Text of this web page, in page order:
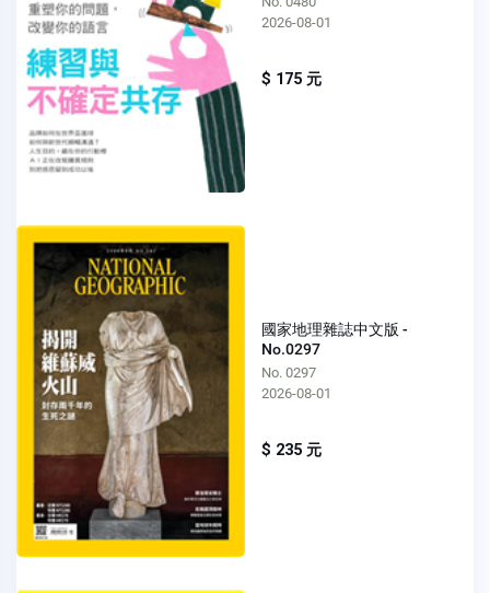
2026-08-01
$ 175 元
國家地理雜誌中文版 -
No.0297
No. 0297
2026-08-01
$ 235 元